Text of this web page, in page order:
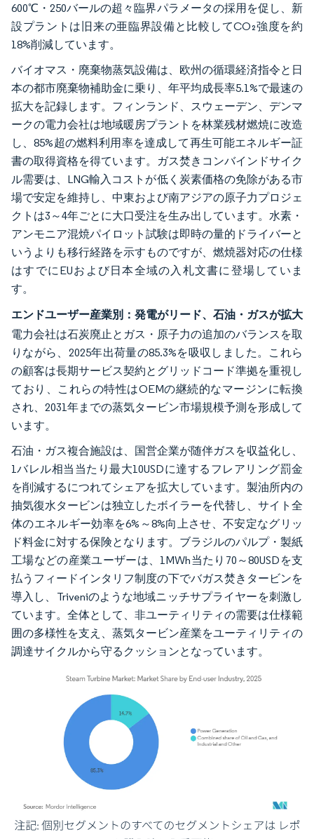
600℃・250バールの超々臨界パラメータの採用を促し、新
設プラントは旧来の亜臨界設備と比較してCO₂強度を約
18%削減しています。
バイオマス・廃棄物蒸気設備は、欧州の循環経済指令と日
本の都市廃棄物補助金に乗り、年平均成長率5.1%で最速の
拡大を記録します。フィンランド、スウェーデン、デンマ
ークの電力会社は地域暖房プラントを林業残材燃焼に改造
し、85%超の燃料利用率を達成して再生可能エネルギー証
書の取得資格を得ています。ガス焚きコンバインドサイク
ル需要は、LNG輸入コストが低く炭素価格の免除がある市
場で安定を維持し、中東および南アジアの原子力プロジェ
クトは3～4年ごとに大口受注を生み出しています。水素・
アンモニア混焼パイロット試験は即時の量的ドライバーと
いうよりも移行経路を示すものですが、燃焼器対応の仕様
はすでにEUおよび日本全域の入札文書に登場していま
す。
エンドユーザー産業別：発電がリード、石油・ガスが拡大
電力会社は石炭廃止とガス・原子力の追加のバランスを取
りながら、2025年出荷量の85.3%を吸収しました。これら
の顧客は長期サービス契約とグリッドコード準拠を重視し
ており、これらの特性はOEMの継続的なマージンに転換
され、2031年までの蒸気タービン市場規模予測を形成して
います。
石油・ガス複合施設は、国営企業が随伴ガスを収益化し、
1バレル相当当たり最大10USDに達するフレアリング罰金
を削減するにつれてシェアを拡大しています。製油所内の
抽気復水タービンは独立したボイラーを代替し、サイト全
体のエネルギー効率を6%～8%向上させ、不安定なグリッ
ド料金に対する保険となります。ブラジルのパルプ・製紙
工場などの産業ユーザーは、1MWh当たり70～80USDを支
払うフィードインタリフ制度の下でバガス焚きタービンを
導入し、Triveniのような地域ニッチサプライヤーを刺激し
ています。全体として、非ユーティリティの需要は仕様範
囲の多様性を支え、蒸気タービン産業をユーティリティの
調達サイクルから守るクッションとなっています。
画像 © Mordor Intelligence。再利用にはCC BY 4.0の表示が必要です。